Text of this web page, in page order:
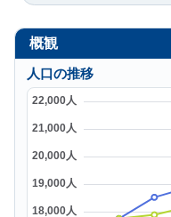
概観
人口の推移